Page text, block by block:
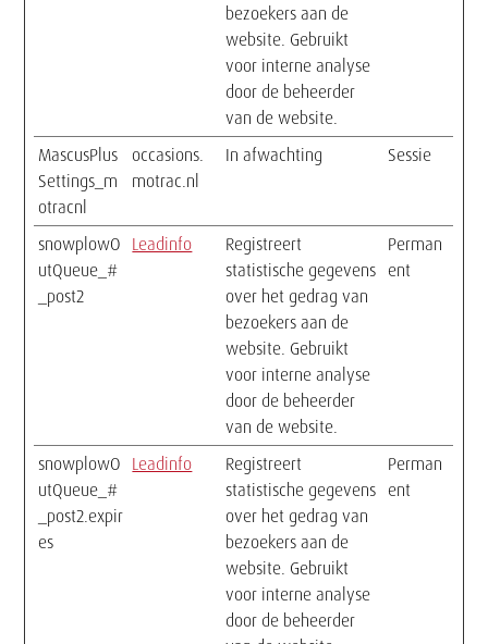
bezoekers aan de
website. Gebruikt
voor interne analyse
door de beheerder
van de website.
MascusPlus
Settings_m
otracnl
occasions.
motrac.nl
In afwachting Sessie
snowplowO
utQueue_#
_post2
Leadinfo
Registreert
statistische gegevens
over het gedrag van
bezoekers aan de
website. Gebruikt
voor interne analyse
door de beheerder
van de website.
Perman
ent
snowplowO
utQueue_#
_post2.expir
es
Leadinfo
Registreert
statistische gegevens
over het gedrag van
bezoekers aan de
website. Gebruikt
voor interne analyse
door de beheerder
Perman
ent